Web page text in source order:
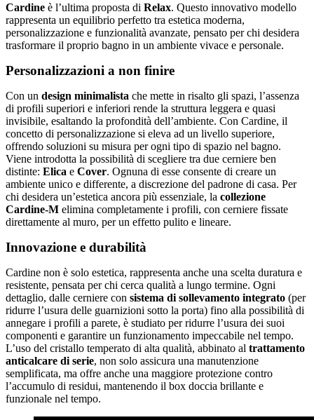
Cardine è l’ultima proposta di Relax. Questo innovativo modello
rappresenta un equilibrio perfetto tra estetica moderna,
personalizzazione e funzionalità avanzate, pensato per chi desidera
trasformare il proprio bagno in un ambiente vivace e personale.
Personalizzazioni a non finire
Con un design minimalista che mette in risalto gli spazi, l’assenza
di profili superiori e inferiori rende la struttura leggera e quasi
invisibile, esaltando la profondità dell’ambiente. Con Cardine, il
concetto di personalizzazione si eleva ad un livello superiore,
offrendo soluzioni su misura per ogni tipo di spazio nel bagno.
Viene introdotta la possibilità di scegliere tra due cerniere ben
distinte: Elica e Cover. Ognuna di esse consente di creare un
ambiente unico e differente, a discrezione del padrone di casa. Per
chi desidera un’estetica ancora più essenziale, la collezione
Cardine-M elimina completamente i profili, con cerniere fissate
direttamente al muro, per un effetto pulito e lineare.
Innovazione e durabilità
Cardine non è solo estetica, rappresenta anche una scelta duratura e
resistente, pensata per chi cerca qualità a lungo termine. Ogni
dettaglio, dalle cerniere con sistema di sollevamento integrato (per
ridurre l’usura delle guarnizioni sotto la porta) fino alla possibilità di
annegare i profili a parete, è studiato per ridurre l’usura dei suoi
componenti e garantire un funzionamento impeccabile nel tempo.
L’uso del cristallo temperato di alta qualità, abbinato al trattamento
anticalcare di serie, non solo assicura una manutenzione
semplificata, ma offre anche una maggiore protezione contro
l’accumulo di residui, mantenendo il box doccia brillante e
funzionale nel tempo.